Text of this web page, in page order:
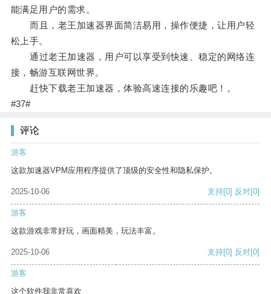
能满足用户的需求。
而且，老王加速器界面简洁易用，操作便捷，让用户轻
松上手。
通过老王加速器，用户可以享受到快速、稳定的网络连
接，畅游互联网世界。
赶快下载老王加速器，体验高速连接的乐趣吧！。
#37#
评论
游客
这款加速器VPM应用程序提供了顶级的安全性和隐私保护。
2025-10-06 支持[0] 反对[0]
游客
这款游戏非常好玩，画面精美，玩法丰富。
2025-10-06 支持[0] 反对[0]
游客
这个软件我非常喜欢